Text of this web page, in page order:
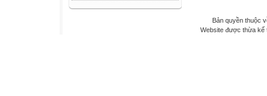
Bản quyền thuộc
Website được thừa